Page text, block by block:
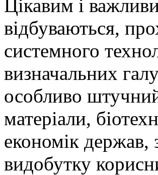
Цікавим і
відбуваються,
системного
визначальних
особливо штучний
матеріали,
економік держав,
видобутку